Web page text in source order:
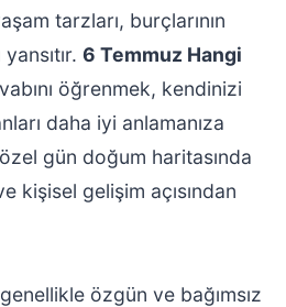
tarzları, burçlarının
6 Temmuz Hangi
öğrenmek, kendinizi
daha iyi anlamanıza
gün doğum haritasında
kişisel gelişim açısından
özgün ve bağımsız